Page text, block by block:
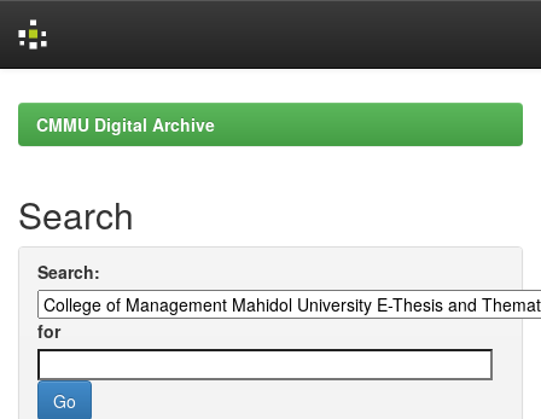
navigationCMMU Digital Archive
Search
Search:
for